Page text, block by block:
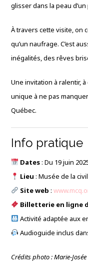
glisser dans la peau
À travers cette visite, on
qu’un naufrage. C’est
inégalités, des rêves
Une invitation à ralentir,
unique à ne pas
Québec.
Info pratique
Dates: Du 19 juin
Lieu : Musée de la
Site web :
Billetterie en ligne
Activité adaptée aux
Audioguide inclus
Crédits photo : Marie-